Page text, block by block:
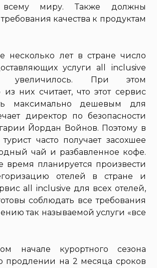
миру. Также должны
качества к продуктам
несколько лет в стране число
услуги all inclusive
увеличилось. При этом
них считает, что этот сервис
максимально дешевым для
директор по безопасности
Йордан Войнов. Поэтому в
турист часто получает засохшее
чай и разбавленное кофе.
планируется произвести
отелей в стране и
all inclusive для всех отелей,
соблюдать все требования
так называемой услуги «все
начале курортного сезона
продлении на 2 месяца сроков